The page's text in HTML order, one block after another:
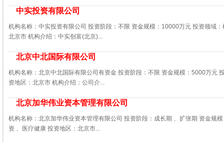
中实投资有限公司
机构名称：中实投资有限公司 投资阶段：不限 资金规模：10000万元 投资领域
北京市 机构介绍：中实创富(北京)...
北京中北国际有限公司
机构名称：北京中北国际有限公司有资金 投资阶段：不限 资金规模：5000万元
资地区：北京市 机构介绍：公司介...
北京加华伟业资本管理有限公司
机构名称：北京加华伟业资本管理有限公司 投资阶段：成长期 、扩张期 资金规
资 、医疗健康 投资地区：北京市...